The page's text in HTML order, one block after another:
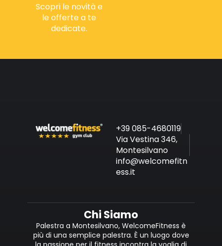
Scopri le novità e
le offerte a te
dedicate.
+39 085-4680119
Via Vestina 346,
Montesilvano
info@welcomefitn
ess.it
Chi Siamo
Palestra a Montesilvano, WelcomeFitness è
più di una semplice palestra. È un luogo dove